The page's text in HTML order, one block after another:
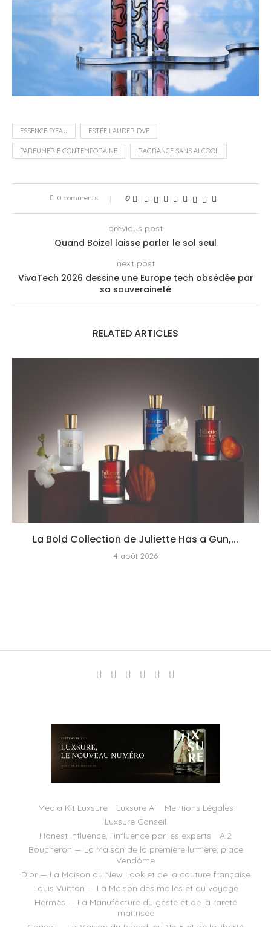
ESSENCE D'EAU ESTÉE LAUDER DVF
PARFUMERIE CONTEMPORAINE RAGRANCE SANS ALCOOL
0 comments 0
previous post
Quand Boizel laisse parler le sol seul
next post
VivaTech 2026 dessine une Europe tech obsédée par
sa souveraineté
RELATED ARTICLES
La Bold Collection de Juliette Has a Gun,...
4 août 2026
Media Kit Luxsure Luxsure AI
Mentions Légales
Luxsure Conseil
Honest Influence, l’influence par les experts
AI2
Boucheron — La Maison de la première lumière, place
Vendôme
Dior — La Maison du New Look et de la couture française
Louis Vuitton — La Maison des malles et du voyage
Hermès — La Manufacture du geste et de la rareté
maîtrisée